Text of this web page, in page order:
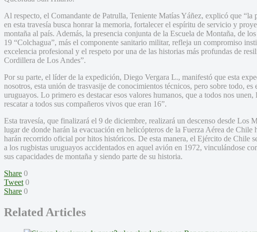
Al respecto, el Comandante de Patrulla, Teniente Matías Yáñez, explicó que
en esta travesía busca honrar la memoria, fortalecer el espíritu de servicio y
montaña al país. Además, la presencia conjunta de la Escuela de Montaña, de
19 “Colchagua”, más el componente sanitario militar, refleja un compromiso
excelencia profesional y el respeto por una de las historias más profundas de
Cordillera de Los Andes”.
Por su parte, el líder de la expedición, Diego Vergara L., manifestó que esta
nosotros, esta unión de trasvasije de conocimientos técnicos, pero sobre todo, es
uruguayos. Lo primero es destacar esos valores humanos, que a todos nos
rescatar a todos sus compañeros vivos que eran 16”.
Esta travesía, que finalizará el 9 de diciembre, realizará un descenso desde Los
lugar de donde harán la evacuación en helicópteros de la Fuerza Aérea de Chile
harán recorrido oficial por hitos históricos. De esta manera, el Ejército de Chile
a los rugbistas uruguayos accidentados en aquel avión en 1972, vinculándose
sus capacidades de montaña y siendo parte de su historia.
Share 0
Tweet 0
Share 0
Related Articles